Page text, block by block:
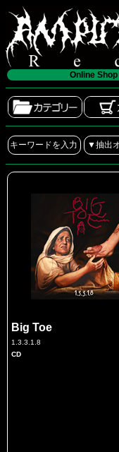
Online Shop
Big Toe
1.3.3.1.8
CD